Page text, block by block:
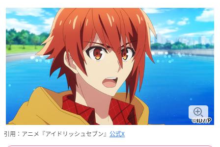
引用：アニメ『アイドリッシュセブン』 公式X